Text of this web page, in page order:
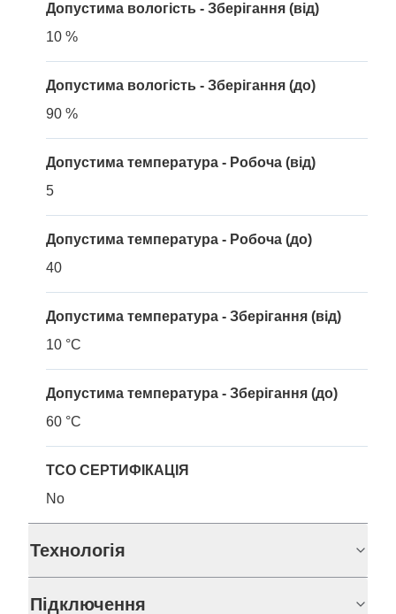
Допустима вологість - Зберігання (від)
10 %
Допустима вологість - Зберігання (до)
90 %
Допустима температура - Робоча (від)
5
Допустима температура - Робоча (до)
40
Допустима температура - Зберігання (від)
10 °C
Допустима температура - Зберігання (до)
60 °C
TCO СЕРТИФІКАЦІЯ
No
Технологія
Підключення